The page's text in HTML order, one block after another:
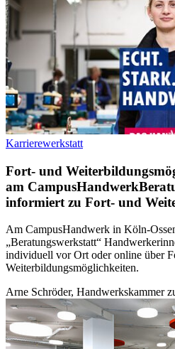
Karrierewerkstatt
Fort- und
am CampusHandwerk
informiert zu Fort- und
Am CampusHandwerk in Köln-
„Beratungswerkstatt“
individuell vor Ort oder online über
Weiterbildungsmöglichkeiten.
Arne Schröder, Handwerkskammer